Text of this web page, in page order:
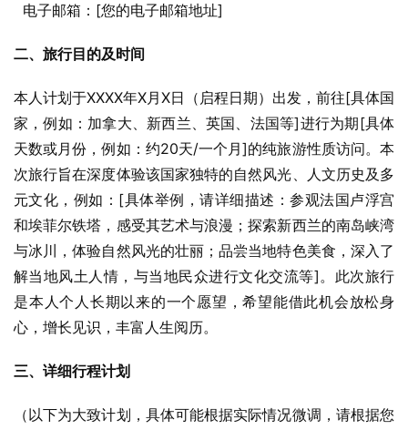
  电子邮箱：[您的电子邮箱地址]
二、旅行目的及时间
本人计划于XXXX年X月X日（启程日期）出发，前往[具体国
家，例如：加拿大、新西兰、英国、法国等]进行为期[具体
天数或月份，例如：约20天/一个月]的纯旅游性质访问。本
次旅行旨在深度体验该国家独特的自然风光、人文历史及多
元文化，例如：[具体举例，请详细描述：参观法国卢浮宫
和埃菲尔铁塔，感受其艺术与浪漫；探索新西兰的南岛峡湾
与冰川，体验自然风光的壮丽；品尝当地特色美食，深入了
解当地风土人情，与当地民众进行文化交流等]。此次旅行
是本人个人长期以来的一个愿望，希望能借此机会放松身
心，增长见识，丰富人生阅历。
三、详细行程计划
（以下为大致计划，具体可能根据实际情况微调，请根据您